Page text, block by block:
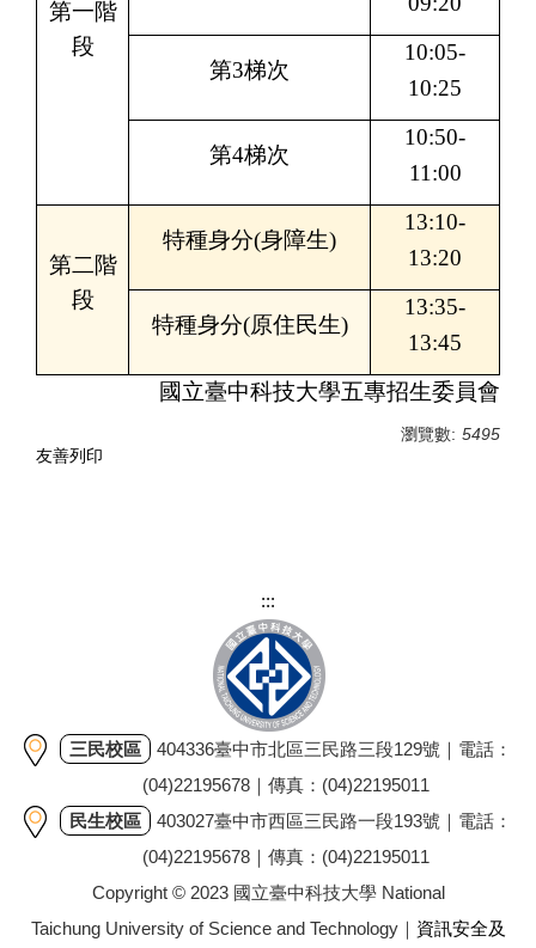
第一階
段
第3梯次
10:05-
10:25
第4梯次
10:50-
11:00
第二階
段
特種身分(身障生)
13:10-
13:20
特種身分(原住民生)
13:35-
13:45
國立臺中科技大學五專招生委員會
瀏覽數: 5495
友善列印
:::
三民校區
404336臺中市北區三民路三段129號｜電話：
(04)22195678｜傳真：(04)22195011
民生校區
403027臺中市西區三民路一段193號｜電話：
(04)22195678｜傳真：(04)22195011
Copyright © 2023 國立臺中科技大學 National
Taichung University of Science and Technology｜ 資訊安全及